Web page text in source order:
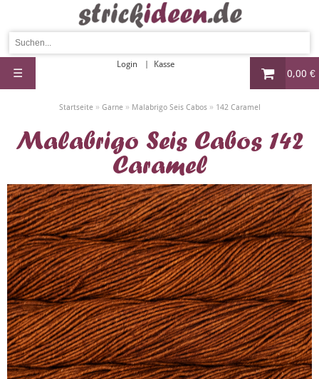
0,00 €
Login Kasse
☰
Startseite» Garne» Malabrigo Seis Cabos» 142 Caramel
Malabrigo Seis Cabos 142
Caramel